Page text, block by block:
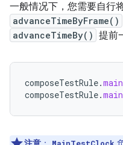
一般情况下，您需要自行
advanceTimeByFrame()
advanceTimeBy() 提前
composeTestRule.
composeTestRule.